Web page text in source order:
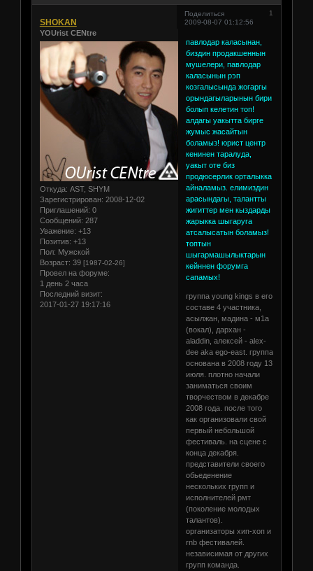
Поделиться
1
2009-08-07 01:12:56
SHOKAN
YOUrist CENtre
Откуда: AST, SHYM
Зарегистрирован: 2008-12-02
Приглашений: 0
Сообщений: 287
Уважение: +13
Позитив: +13
Пол: Мужской
Возраст: 39 [1987-02-26]
Провел на форуме:
1 день 2 часа
Последний визит:
2017-01-27 19:17:16
павлодар каласынан,
биздин продакшеннын
мушелери, павлодар
каласынын рэп
козгалысында жогаргы
орындагыларынын бири
болып келетин топ!
алдагы уакытта бирге
жумыс жасайтын
боламыз! юрист центр
кенинен таралуда,
уакыт оте биз
продюсерлик орталыкка
айналамыз. елимиздин
арасындагы, талантты
жигиттер мен кыздарды
жарыкка шыгаруга
атсалысатын боламыз!
топтын
шыгармашылыктарын
кейннен форумга
сапамых!
группа young kings в его
составе 4 участника,
асылжан, мадина - м1а
(вокал), дархан -
aladdin, алексей - alex-
dee aka ego-east. группа
основана в 2008 году 13
июля. плотно начали
заниматься своим
творчеством в декабре
2008 года. после того
как организовали свой
первый небольшой
фестиваль. на сцене с
конца декабря.
представители своего
обьеденение
нескольких групп и
исполнителей рмт
(поколение молодых
талантов).
организаторы хип-хоп и
rnb фестивалей.
независимая от других
групп команда.